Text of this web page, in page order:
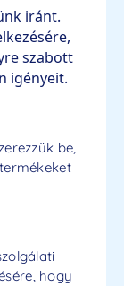
iránt.
szabott
igényeit.
be,
hogy